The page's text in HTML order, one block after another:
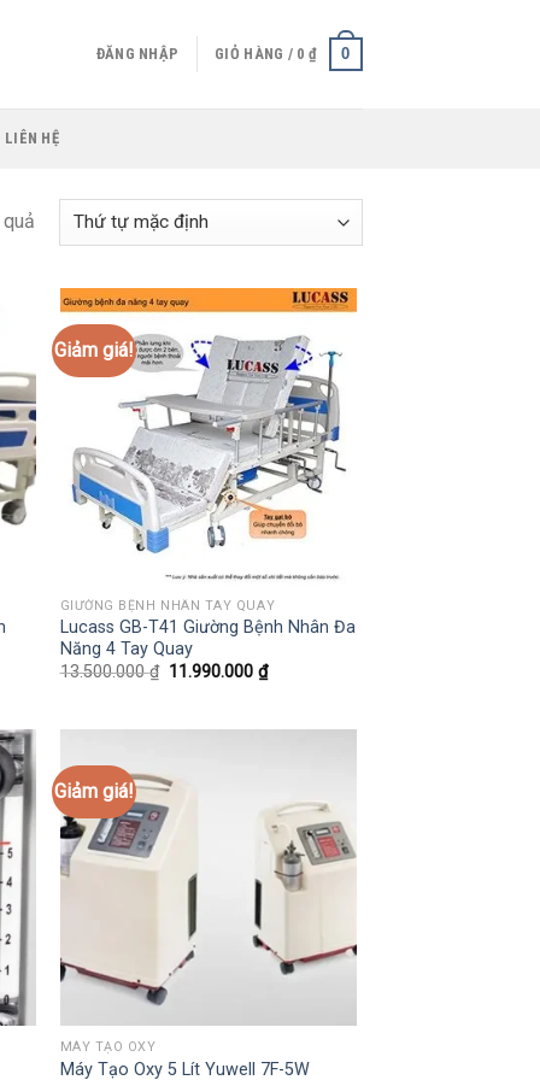
ĐĂNG NHẬP GIỎ HÀNG / 0 ₫ 0
LIÊN HỆ
₫.
Giảm giá!
GIƯỜNG BỆNH NHÂN TAY QUAY
Lucass GB-T41 Giường Bệnh Nhân Đa
Năng 4 Tay Quay
13.500.000₫ Giá
11.990.000 ₫Giá
hiện
Giảm giá!
MÁY TẠO OXY
Máy Tạo Oxy 5 Lít Yuwell 7F-5W